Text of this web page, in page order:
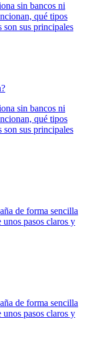
sin bancos ni
qué tipos
son sus principales
sin bancos ni
qué tipos
son sus principales
de forma sencilla
pasos claros y
de forma sencilla
pasos claros y